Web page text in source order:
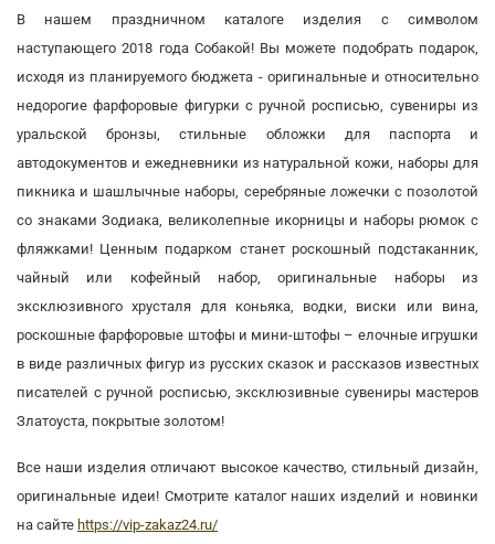
В нашем праздничном каталоге изделия с символом
наступающего 2018 года Собакой! Вы можете подобрать подарок,
исходя из планируемого бюджета - оригинальные и относительно
недорогие фарфоровые фигурки с ручной росписью, сувениры из
уральской бронзы, стильные обложки для паспорта и
автодокументов и ежедневники из натуральной кожи, наборы для
пикника и шашлычные наборы, серебряные ложечки с позолотой
со знаками Зодиака, великолепные икорницы и наборы рюмок с
фляжками! Ценным подарком станет роскошный подстаканник,
чайный или кофейный набор, оригинальные наборы из
эксклюзивного хрусталя для коньяка, водки, виски или вина,
роскошные фарфоровые штофы и мини-штофы – елочные игрушки
в виде различных фигур из русских сказок и рассказов известных
писателей с ручной росписью, эксклюзивные сувениры мастеров
Златоуста, покрытые золотом!
Все наши изделия отличают высокое качество, стильный дизайн,
оригинальные идеи! Смотрите каталог наших изделий и новинки
на сайте https://vip-zakaz24.ru/